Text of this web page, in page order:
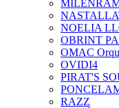
NOELIA
OBRINT
OMAC
OVIDI4
PIRAT'S
RAZZ